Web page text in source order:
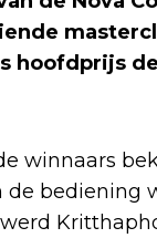
hoofdprijs
winnaars
de